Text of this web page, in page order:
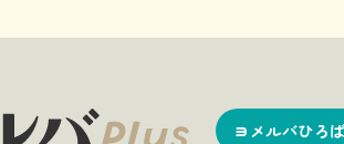
ヨメルバひろ